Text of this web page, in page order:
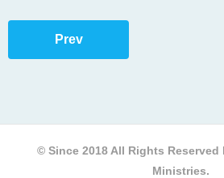
Prev
© Since 2018 All Rights
Ministries.